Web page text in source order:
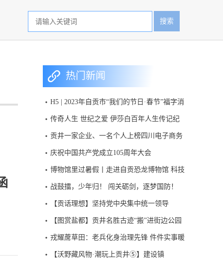
搜索
热门新闻
H5 | 2023年自贡市“我们的节日·春节”福字消
消乐活动
传奇人生 世纪之爱 伊莎白百年人生传记纪
录片首次呈现
贡井一家企业、一名个人上榜四川电子商务
百强名单
庆祝中国共产党成立105周年大会
博物馆里过暑假丨走进自贡恐龙博物馆 科技
赋能绽放侏罗纪魅力
战鼓擂，少年归！ 闯关砺剑，逐梦国防！
2026“大兵小将筑国防”四川省青少年国防教
【贡话理想】坚持党中央集中统一领导
【图赏盐都】贡井名胜古迹“搬”进街边公园
戎耀蓆草田：老兵化身治理先锋 件件实事暖
透街坊
【沃野藏风物·潮玩上贡井⑤】建设镇